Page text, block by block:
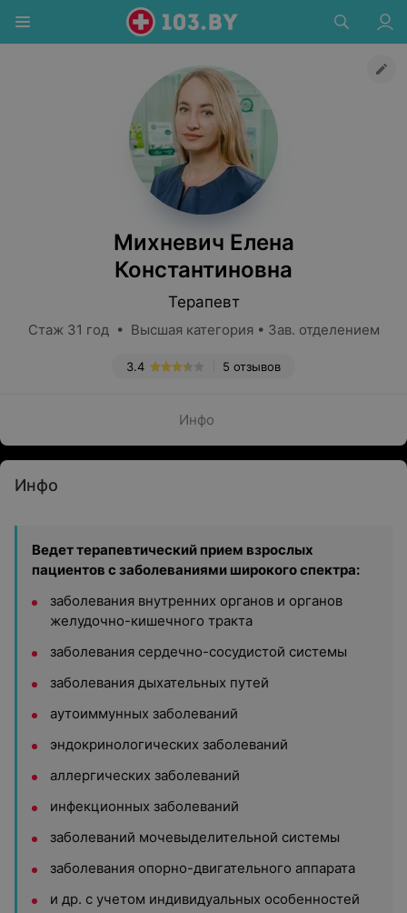
Михневич Елена
Константиновна
Терапевт
Стаж 31 год • Высшая категория • Зав. отделением
5 отзывов
3.4
Инфо
Инфо
Ведет терапевтический прием взрослых
пациентов с заболеваниями широкого спектра:
заболевания внутренних органов и органов
желудочно-кишечного тракта
заболевания сердечно-сосудистой системы
заболевания дыхательных путей
аутоиммунных заболеваний
эндокринологических заболеваний
аллергических заболеваний
инфекционных заболеваний
заболеваний мочевыделительной системы
заболевания опорно-двигательного аппарата
и др. с учетом индивидуальных особенностей